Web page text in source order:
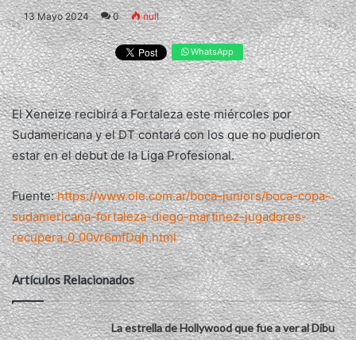
13 Mayo 2024 0 null
WhatsApp
El Xeneize recibirá a Fortaleza este miércoles por
Sudamericana y el DT contará con los que no pudieron
estar en el debut de la Liga Profesional.
Fuente:https://www.ole.com.ar/boca-juniors/boca-copa-
sudamericana-fortaleza-diego-martinez-jugadores-
recupera_0_00vr6mfDqh.html
Artículos Relacionados
La estrella de Hollywood que fue a ver al Dibu